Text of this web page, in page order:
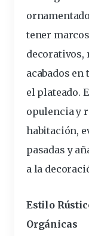
tener
decorativos,
acabados
el plateado.
opulencia y
habitación,
pasadas y
a la
Estilo
Orgánicas